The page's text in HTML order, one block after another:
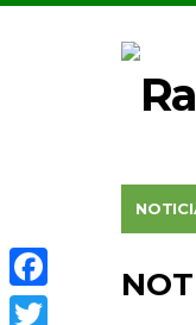
Facebook